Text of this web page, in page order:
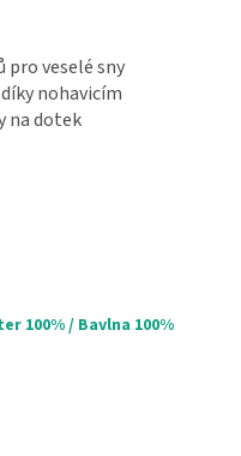
veselé sny
nohavicím
na dotek
100% / Bavlna 100%